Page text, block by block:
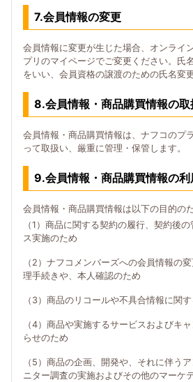
7.会員情報の変更
会員情報に変更が生じた場合、オンライ
プリのマイページでご変更ください。氏
をいい、会員資格の譲渡のための氏名変
8.会員情報・商品購買情報の取
会員情報・商品購買情報は、ナフコのプ
って取扱い、厳重に管理・保管します。
9.会員情報・商品購買情報の利
会員情報・商品購買情報は以下の目的の
（1）商品に関する契約の履行、契約後
ス実施のため
（2）ナフコメンバーズへの会員情報の
理手続きや、本人確認のため
（3）商品のリコールや不具合情報に関
（4）商品や実施するサービスおよびキ
らせのため
（5）商品の企画、開発や、それに伴う
ニター調査の実施およびその他のマーケ